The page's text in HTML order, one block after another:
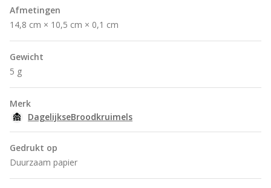
Afmetingen
14,8 cm × 10,5 cm × 0,1 cm
Gewicht
5 g
Merk
DagelijkseBroodkruimels
Gedrukt op
Duurzaam papier